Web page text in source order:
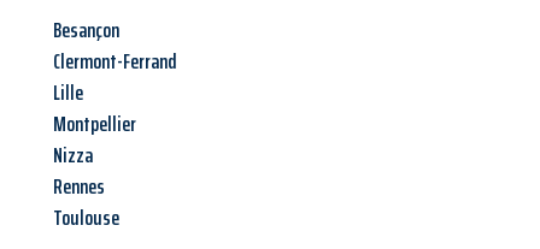
Besançon
Clermont-Ferrand
Lille
Montpellier
Nizza
Rennes
Toulouse